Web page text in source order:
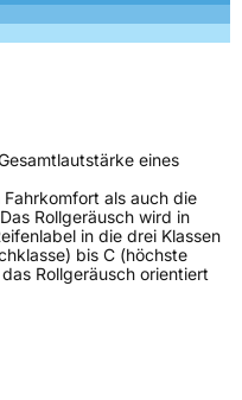
eines
als auch die
Rollgeräusch wird in
in die drei Klassen
bis C (höchste
Rollgeräusch orientiert